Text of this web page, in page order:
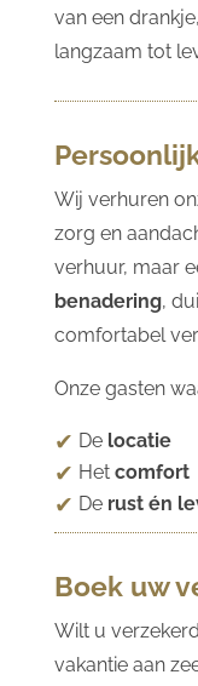
van een
langzaam tot
Wij verhuren
zorg en
verhuur, maar
benadering,
comfortabel
Onze gasten
De locatie
Het comfort
De rust én
Boek uw
Wilt u
vakantie aan